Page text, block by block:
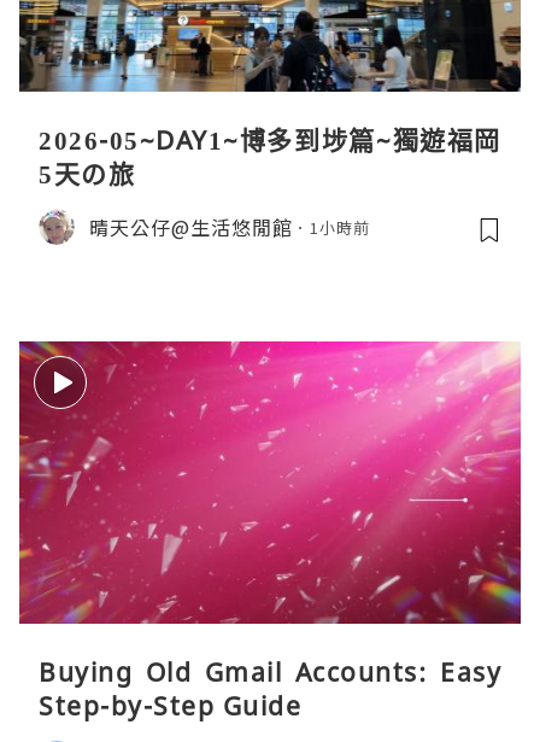
2026-05~DAY1~博多到埗篇~獨遊福岡
5天の旅
晴天公仔@生活悠閒館 1小時前
Buying Old Gmail Accounts: Easy
Step-by-Step Guide